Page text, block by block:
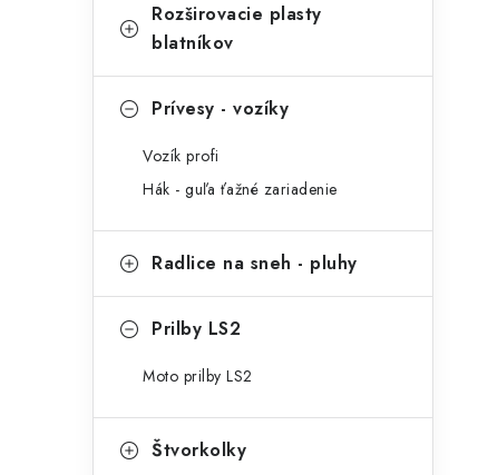
Rozširovacie plasty
blatníkov
Prívesy - vozíky
Vozík profi
Hák - guľa ťažné zariadenie
Radlice na sneh - pluhy
Prilby LS2
Moto prilby LS2
Štvorkolky